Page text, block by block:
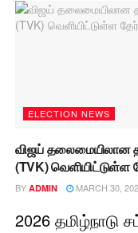
ELECTION NEWS
விஜய் தலைமையிலான
(TVK)
BY ADMIN MARCH 30,
2026 தமிழ்நாடு